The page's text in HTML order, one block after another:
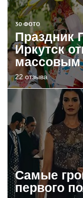
30 ФОТО
Праздник
Иркутск
массовым
22 отзыва
Самые
первого